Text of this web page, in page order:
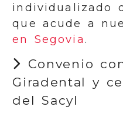
individualizado
que acude a
en Segovia.
Convenio
Giradental y
del Sacyl